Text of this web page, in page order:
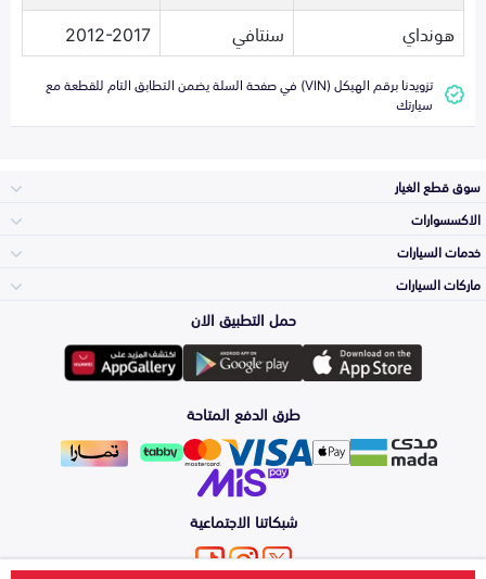
هونداي
سنتافي 2012-2017
تزويدنا برقم الهيكل (VIN) في صفحة السلة يضمن التطابق التام للقطعة مع
سيارتك
سوق قطع الغيار
المكائن، القيرات
وملحقاتها
الشمعات
والاصطبات (الاضاءة)
الفرامل والأقمشة
الاكسسوارات
لوازم الرحلات
اكسسوارات العناية
الزيوت و السوائل
خدمات السيارات
الأكثر مبيعاً
التلميع والعناية
اصلاح الطلاء
ماركات السيارات
تويوتا
هيونداي
كيا
حمل التطبيق الان
طرق الدفع المتاحة
شبكاتنا الاجتماعية